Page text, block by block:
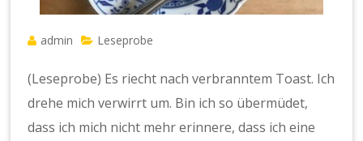
admin Leseprobe
(Leseprobe) Es riecht nach verbranntem Toast. Ich
drehe mich verwirrt um. Bin ich so übermüdet,
dass ich mich nicht mehr erinnere, dass ich eine